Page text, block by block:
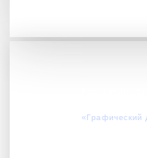
«Графический